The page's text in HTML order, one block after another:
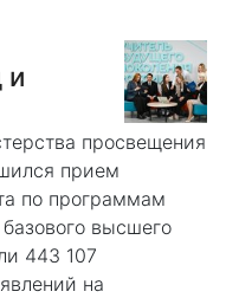
и
просвещения
прием
по программам
высшего
443 107
на